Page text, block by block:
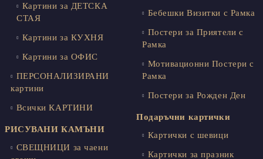
Картини за ДЕТСКА
СТАЯ
Картини за КУХНЯ
Картини за ОФИС
ПЕРСОНАЛИЗИРАНИ
картини
Всички КАРТИНИ
РИСУВАНИ КАМЪНИ
СВЕЩНИЦИ за чаени
Бебешки Визитки с Рамка
Постери за Приятели с
Рамка
Мотивационни Постери с
Рамка
Постери за Рожден Ден
Подаръчни картички
Картички с шевици
Картички за празник